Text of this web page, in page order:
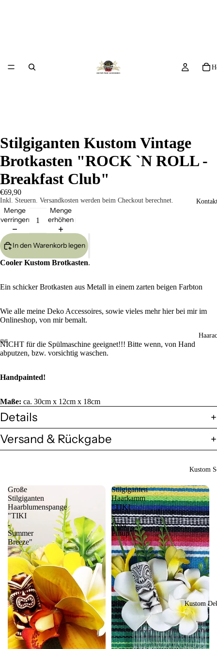
Kustom
Kustom
Stilgiganten Kustom Vintage
Brotkasten "ROCK `N ROLL -
Breakfast Club"
€69,90
Inkl. Steuern. Versandkosten werden beim Checkout berechnet.
Menge
verringern
Menge
erhöhen
In den Warenkorb legen
Cooler Kustom Brotkasten.
Ein schicker Brotkasten aus Metall in einem zarten beigen Farbton
Wie alle meine Deko Accessoires, sowie vieles mehr hier bei mir im
Onlineshop, von mir bemalt.
NICHT für die Spülmaschine geeignet!!! Bitte wenn, von Hand
abputzen, bzw. vorsichtig waschen.
Handpainted!
Maße: ca. 30cm x 12cm x 18cm
Details
Versand & Rückgabe
Große
Stilgiganten
Haarblumenspange
"TIKI
-
Summer
Breeze"
Stilgiganten
Haarkamm
"TIKI
-
Cool
Pinup"